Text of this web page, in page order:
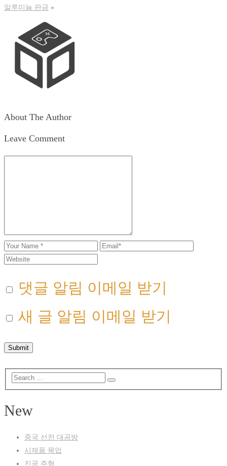
알루미늄 판금 »
About The Author
Leave Comment
댓글 알림 이메일 받기
새 글 알림 이메일 받기
New
중국 선전 대공방
시제품 목업
진공 주형